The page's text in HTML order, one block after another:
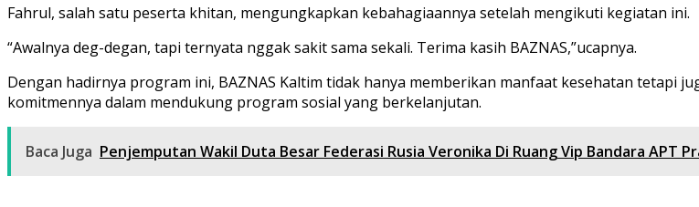
Fahrul, salah satu peserta khitan, mengungkapkan kebahagiaannya setelah mengikuti kegiatan ini.
“Awalnya deg-degan, tapi ternyata nggak sakit sama sekali. Terima kasih BAZNAS,”ucapnya.
Dengan hadirnya program ini, BAZNAS Kaltim tidak hanya memberikan manfaat kesehatan tetapi
komitmennya dalam mendukung program sosial yang berkelanjutan.
Baca Juga Penjemputan Wakil Duta Besar Federasi Rusia Veronika Di Ruang Vip Bandara APT